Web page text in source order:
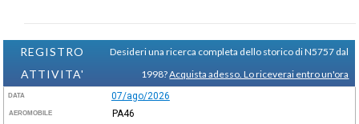
REGISTRO
ATTIVITA'
Desideri una ricerca completa dello storico di N5757 dal
1998?Acquista adesso. Lo riceverai entro un'ora
DATA 07/ago/2026
AEROMOBILE PA46